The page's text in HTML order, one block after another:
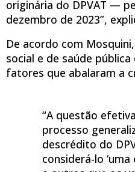
originária do DPVAT —
dezembro de 2023”,
De acordo com
social e de saúde
fatores que abalaram a
“A questão
processo
descrédito do
considerá-lo